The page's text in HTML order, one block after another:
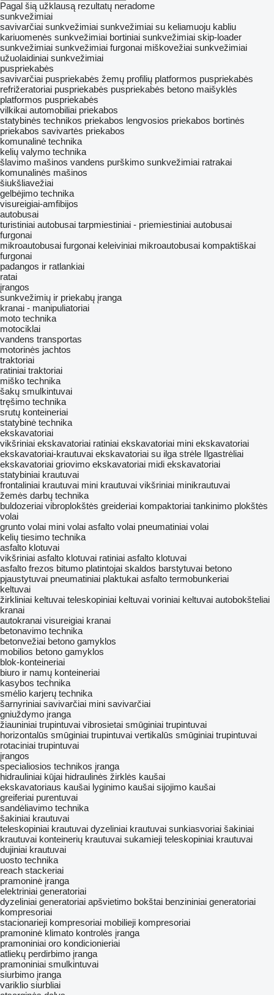
Pagal šią užklausą rezultatų neradome
sunkvežimiai
savivarčiai sunkvežimiai sunkvežimiai su keliamuoju kabliu
kariuomenės sunkvežimiai bortiniai sunkvežimiai skip-loader
sunkvežimiai sunkvežimiai furgonai miškovežiai sunkvežimiai
užuolaidiniai sunkvežimiai
puspriekabės
savivarčiai puspriekabės žemų profilių platformos puspriekabės
refrižeratoriai puspriekabės puspriekabės betono maišyklės
platformos puspriekabės
vilkikai automobiliai priekabos
statybinės technikos priekabos lengvosios priekabos bortinės
priekabos savivartės priekabos
komunalinė technika
kelių valymo technika
šlavimo mašinos vandens purškimo sunkvežimiai ratrakai
komunalinės mašinos
šiukšliavežiai
gelbėjimo technika
visureigiai-amfibijos
autobusai
turistiniai autobusai tarpmiestiniai - priemiestiniai autobusai
furgonai
mikroautobusai furgonai keleiviniai mikroautobusai kompaktiškai
furgonai
padangos ir ratlankiai
ratai
įrangos
sunkvežimių ir priekabų įranga
kranai - manipuliatoriai
moto technika
motociklai
vandens transportas
motorinės jachtos
traktoriai
ratiniai traktoriai
miško technika
šakų smulkintuvai
tręšimo technika
srutų konteineriai
statybinė technika
ekskavatoriai
vikšriniai ekskavatoriai ratiniai ekskavatoriai mini ekskavatoriai
ekskavatoriai-krautuvai ekskavatoriai su ilga strėle Ilgastrėliai
ekskavatoriai griovimo ekskavatoriai midi ekskavatoriai
statybiniai krautuvai
frontaliniai krautuvai mini krautuvai vikšriniai minikrautuvai
žemės darbų technika
buldozeriai vibroplokštės greideriai kompaktoriai tankinimo plokštės
volai
grunto volai mini volai asfalto volai pneumatiniai volai
kelių tiesimo technika
asfalto klotuvai
vikšriniai asfalto klotuvai ratiniai asfalto klotuvai
asfalto frezos bitumo platintojai skaldos barstytuvai betono
pjaustytuvai pneumatiniai plaktukai asfalto termobunkeriai
keltuvai
žirkliniai keltuvai teleskopiniai keltuvai voriniai keltuvai autobokšteliai
kranai
autokranai visureigiai kranai
betonavimo technika
betonvežiai betono gamyklos
mobilios betono gamyklos
blok-konteineriai
biuro ir namų konteineriai
kasybos technika
smėlio karjerų technika
šarnyriniai savivarčiai mini savivarčiai
gniuždymo įranga
žiauniniai trupintuvai vibrosietai smūginiai trupintuvai
horizontalūs smūginiai trupintuvai vertikalūs smūginiai trupintuvai
rotaciniai trupintuvai
įrangos
specialiosios technikos įranga
hidrauliniai kūjai hidraulinės žirklės kaušai
ekskavatoriaus kaušai lyginimo kaušai sijojimo kaušai
greiferiai purentuvai
sandėliavimo technika
šakiniai krautuvai
teleskopiniai krautuvai dyzeliniai krautuvai sunkiasvoriai šakiniai
krautuvai konteinerių krautuvai sukamieji teleskopiniai krautuvai
dujiniai krautuvai
uosto technika
reach stackeriai
pramoninė įranga
elektriniai generatoriai
dyzeliniai generatoriai apšvietimo bokštai benzininiai generatoriai
kompresoriai
stacionarieji kompresoriai mobilieji kompresoriai
pramoninė klimato kontrolės įranga
pramoniniai oro kondicionieriai
atliekų perdirbimo įranga
pramoniniai smulkintuvai
siurbimo įranga
variklio siurbliai